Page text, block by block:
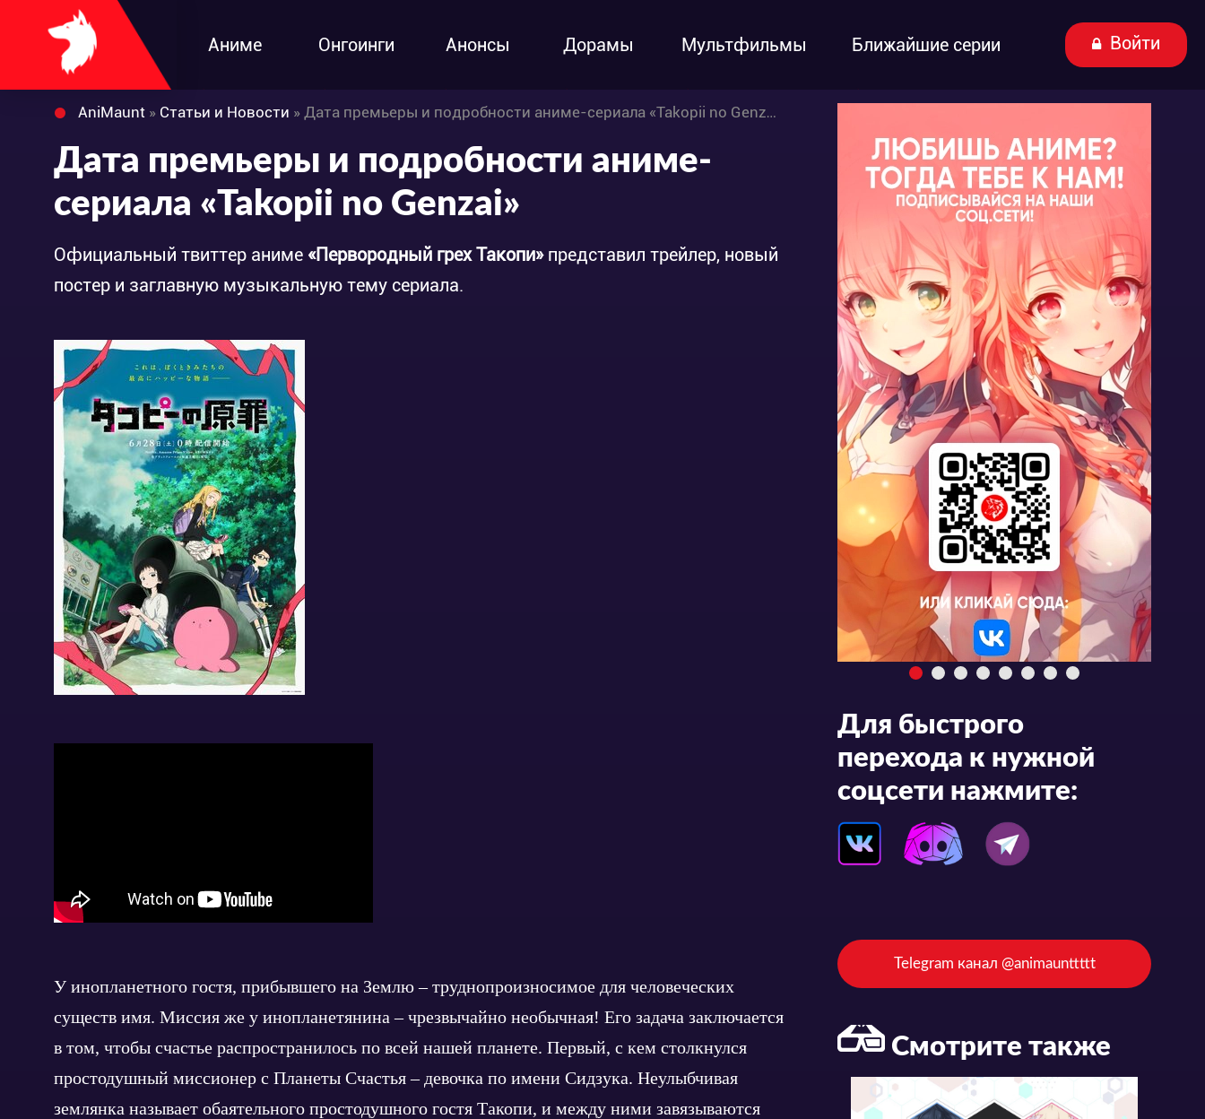
Аниме Онгоинги Анонсы Дорамы Мультфильмы Ближайшие серии Войти
AniMaunt » Статьи и Новости » Дата премьеры и подробности аниме-сериала «Takopii no Genzai»
Дата премьеры и подробности аниме-
сериала «Takopii no Genzai»
Официальный твиттер аниме «Первородный грех Такопи»представил трейлер, новый
постер и заглавную музыкальную тему сериала.
У инопланетного гостя, прибывшего на Землю – труднопроизносимое для человеческих
существ имя. Миссия же у инопланетянина – чрезвычайно необычная! Его задача заключается
в том, чтобы счастье распространилось по всей нашей планете. Первый, с кем столкнулся
простодушный миссионер с Планеты Счастья – девочка по имени Сидзука. Неулыбчивая
землянка называет обаятельного простодушного гостя Такопи, и между ними завязываются
Для быстрого
перехода к нужной
соцсети нажмите:
Telegram канал @animaunttttt
Смотрите также